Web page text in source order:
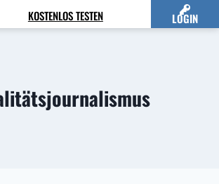
KOSTENLOS TESTEN LOGIN